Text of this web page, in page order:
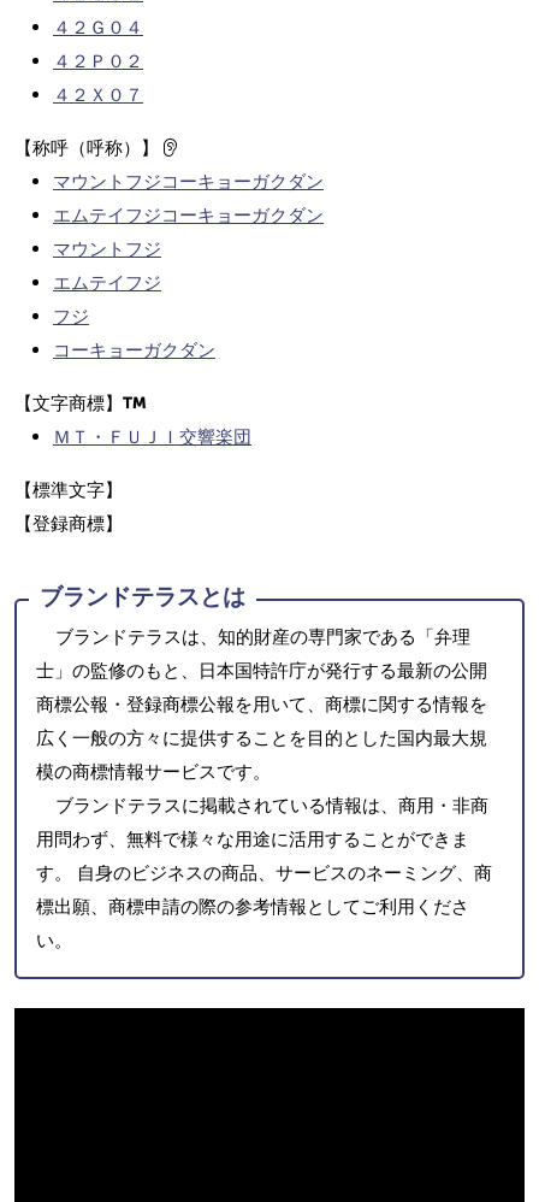
４２Ｇ０４
４２Ｐ０２
４２Ｘ０７
【称呼（呼称）】
マウントフジコーキョーガクダン
エムテイフジコーキョーガクダン
マウントフジ
エムテイフジ
フジ
コーキョーガクダン
【文字商標】
ＭＴ・ＦＵＪＩ交響楽団
【標準文字】
【登録商標】
ブランドテラスとは
ブランドテラスは、知的財産の専門家である「弁理
士」の監修のもと、日本国特許庁が発行する最新の公開
商標公報・登録商標公報を用いて、商標に関する情報を
広く一般の方々に提供することを目的とした国内最大規
模の商標情報サービスです。
ブランドテラスに掲載されている情報は、商用・非商
用問わず、無料で様々な用途に活用することができま
す。 自身のビジネスの商品、サービスのネーミング、商
標出願、商標申請の際の参考情報としてご利用くださ
い。